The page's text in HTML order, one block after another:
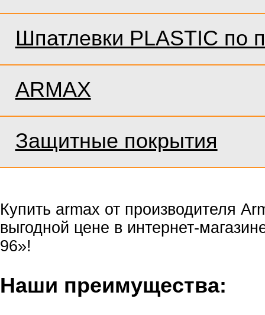
Шпатлевки PLASTIC по
ARMAX
Защитные покрытия
Купить armax от производителя
выгодной цене в интернет-
96»!
Наши преимущества: